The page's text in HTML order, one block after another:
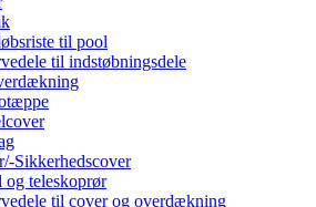
til pool
til indstøbningsdele
Sikkerhedscover
og teleskoprør
til cover og overdækning